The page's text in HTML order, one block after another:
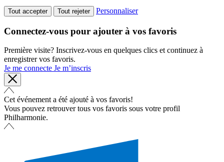
Tout accepter Tout rejeter Personnaliser
Connectez-vous pour ajouter à vos favoris
Première visite? Inscrivez-vous en quelques clics et continuez à
enregistrer vos favoris.
Je me connecte Je m’inscris
Cet événement a été ajouté à vos favoris!
Vous pouvez retrouver tous vos favoris sous votre profil
Philharmonie.